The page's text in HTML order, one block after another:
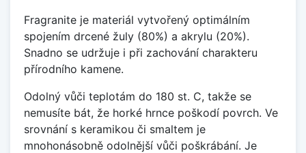
Fragranite je materiál vytvořený optimálním
spojením drcené žuly (80%) a akrylu (20%).
Snadno se udržuje i při zachování charakteru
přírodního kamene.
Odolný vůči teplotám do 180 st. C, takže se
nemusíte bát, že horké hrnce poškodí povrch. Ve
srovnání s keramikou či smaltem je
mnohonásobně odolnější vůči poškrábání. Je